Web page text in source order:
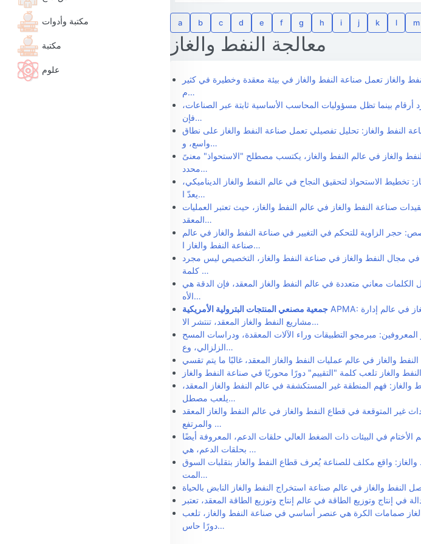
مكتبة وأدوات
مكتبة
علوم
a b c d e f g h i j k l m
معالجة النفط والغاز
والغاز تعمل صناعة النفط والغاز في بيئة معقدة وخطيرة في كثير
م…
بينما تظل مسؤوليات المحاسب الأساسية ثابتة عبر الصناعات،
فإن…
النفط والغاز: تحليل تفصيلي تعمل صناعة النفط والغاز على نطاق
واسع، و…
والغاز في عالم النفط والغاز، يكتسب مصطلح "الاستحواذ" معنىً
محدد…
تخطيط الاستحواذ لتحقيق النجاح في عالم النفط والغاز الديناميكي،
يعدّ ا…
صناعة النفط والغاز في عالم النفط والغاز، حيث تعتبر العمليات
المعقد…
حجر الزاوية للتحكم في التغيير في صناعة النفط والغاز في عالم
صناعة النفط والغاز ا…
في مجال النفط والغاز في صناعة النفط والغاز، التخصيص ليس مجرد
كلمة …
معاني متعددة في عالم النفط والغاز المعقد، فإن الدقة هي
الأه…
جمعية مصنعي المنتجات البترولية الأمريكية APMA: مفهوم رئيسي في إدارة مشاريع النفط والغاز في عالم إدارة
مشاريع النفط والغاز المعقد، تنتشر الا…
المعروفين: مبرمجو التطبيقات وراء الآلات المعقدة، ودراسات المسح
الزلزالي، وع…
والغاز: فهم المنطقة غير المستكشفة في عالم النفط والغاز المعقد،
يلعب مصطل…
غير المتوقعة في قطاع النفط والغاز في عالم النفط والغاز المعقد
والمرتفع …
الأختام في البيئات ذات الضغط العالي حلقات الدعم، المعروفة أيضًا
بحلقات الدعم، هي …
واقع مكلف للصناعة يُعرف قطاع النفط والغاز بتقلبات السوق
المت…
صمامات الكرة هي عنصر أساسي في صناعة النفط والغاز، تلعب
دورًا حاس…